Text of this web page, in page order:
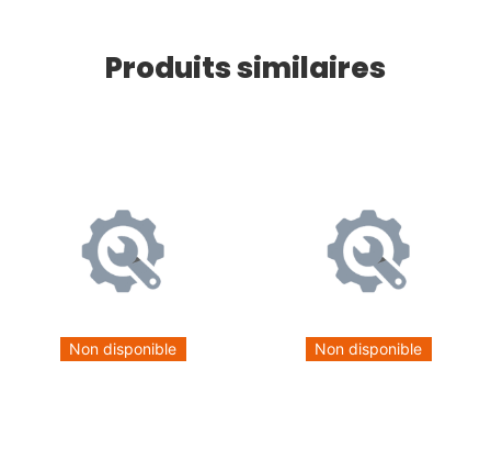
Produits similaires
Non disponible Non disponible